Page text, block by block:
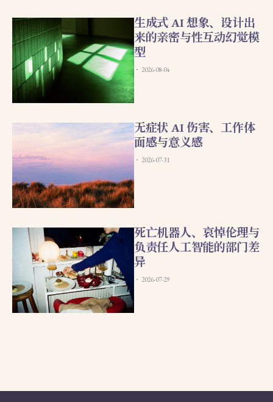
生成式 AI 想象、设计出
来的亲密与性互动幻觉模
型
2026-08-04
无症状 AI 伤害、工作体
面感与意义感
2026-07-31
死亡机器人、哀悼伦理与
负责任人工智能的部门差
异
2026-07-29